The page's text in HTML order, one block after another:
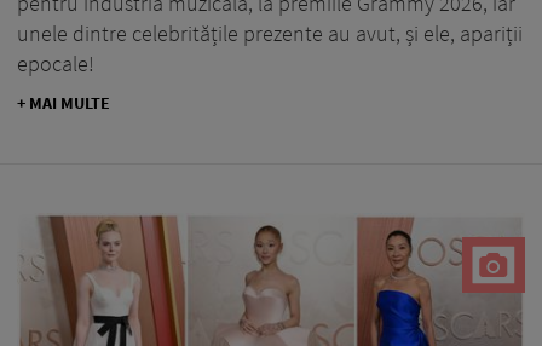
unele dintre celebritățile prezente au avut, și ele, apariții
epocale!
+ MAI MULTE